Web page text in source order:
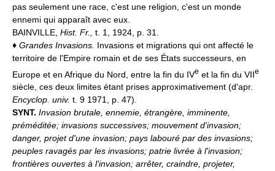
pas seulement une race, c'est une religion, c'est un monde
ennemi qui apparaît avec eux.
BAINVILLE, Hist. Fr., t. 1, 1924, p. 31.
♦ Grandes Invasions. Invasions et migrations qui ont affecté le
territoire de l'Empire romain et de ses États successeurs, en
Europe et en Afrique du Nord, entre la fin du IVe et la fin du VIIe
siècle, ces deux limites étant prises approximativement (d'apr.
Encyclop. univ. t. 9 1971, p. 47).
SYNT. Invasion brutale, ennemie, étrangère, imminente,
préméditée; invasions successives; mouvement d'invasion;
danger, projet d'une invasion; pays labouré par des invasions;
peuples ravagés par les invasions; patrie livrée à l'invasion;
frontières ouvertes à l'invasion; arrêter, craindre, projeter,